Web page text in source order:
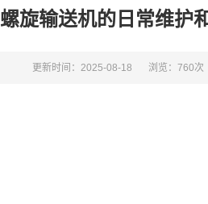
螺旋输送机的日常维护
更新时间：2025-08-18 浏览：760次